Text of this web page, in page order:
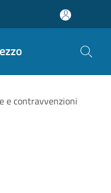
e contravvenzioni